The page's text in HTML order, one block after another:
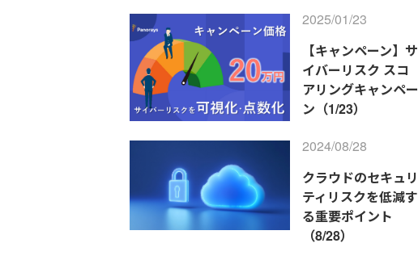
2025/01/23
【キャンペーン】サ
イバーリスク スコ
アリングキャンペー
ン（1/23）
2024/08/28
クラウドのセキュリ
ティリスクを低減す
る重要ポイント
（8/28）